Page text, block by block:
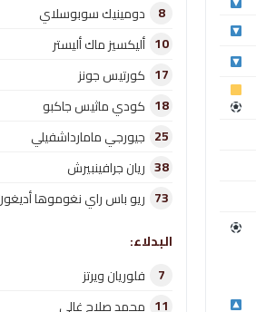
8
دومينيك سوبوسلاي
10 أليكسيز ماك أليستر
17 كورتيس جونز
18 كودي ماثيس جاكبو
25 جيورجي مامارداشفيلي
38 ريان جرافينبيرش
73 ريو باس راي نغوموها
البدلاء:
7
فلوريان ويرتز
11 محمد صلاح غالي